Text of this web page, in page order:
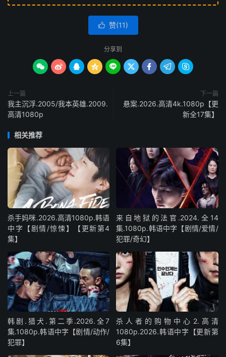
 赞(11)
分享到
        
上一篇
我主沉浮.2005/我本英雄‎.2009.
高清1080p
下一篇
悬案.2026.高清4k.1080p【更
新全17集】
相关推荐
杀手妈咪.2026.高清1080p.韩语
中字【剧情/惊悚】【更新第4
集】
来自地狱的法官.2024.全14
集.1080p.韩语中字【剧情/爱情/
犯罪/奇幻】
韩剧.猎犬.第二季.2026.全7
集.1080p.韩语中字【剧情/动作/
犯罪】
杀人者的购物中心2.高清
1080p.2026.韩语中字【更新第
6集】